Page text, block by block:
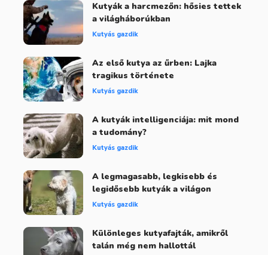
Kutyák a harcmezőn: hősies tettek
a világháborúkban
Kutyás gazdik
Az első kutya az űrben: Lajka
tragikus története
Kutyás gazdik
A kutyák intelligenciája: mit mond
a tudomány?
Kutyás gazdik
A legmagasabb, legkisebb és
legidősebb kutyák a világon
Kutyás gazdik
Különleges kutyafajták, amikről
talán még nem hallottál